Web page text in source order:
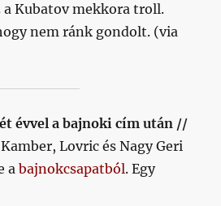
a Kubatov mekkora troll.
nem ránk gondolt. (via
évvel a bajnoki cím után //
Lovric és Nagy Geri
abajnokcsapatból. Egy